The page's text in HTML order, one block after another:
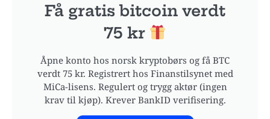
Få gratis bitcoin verdt
75 kr
Åpne konto hos norsk kryptobørs og få BTC
verdt 75 kr. Registrert hos Finanstilsynet med
MiCa-lisens. Regulert og trygg aktør (ingen
krav til kjøp). Krever BankID verifisering.